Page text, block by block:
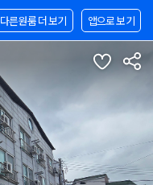
앱으로 보기
다른원룸 더 보기